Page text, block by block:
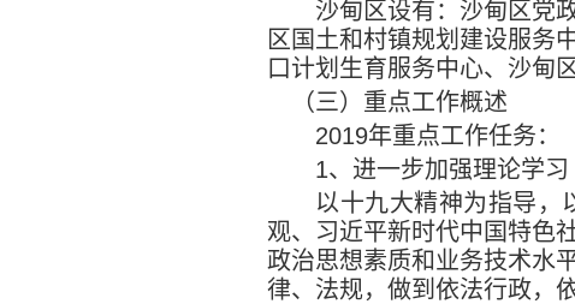
沙甸区设有：沙甸区党
区国土和村镇规划建设服务
口计划生育服务中心、沙甸
（三）重点工作概述
2019年重点工作任务：
1、进一步加强理论学习
以十九大精神为指导，
观、习近平新时代中国特色
政治思想素质和业务技术水
律、法规，做到依法行政，